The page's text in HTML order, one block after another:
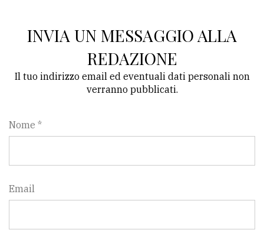
INVIA UN MESSAGGIO ALLA
REDAZIONE
Il tuo indirizzo email ed eventuali dati personali non
verranno pubblicati.
Nome *
Email